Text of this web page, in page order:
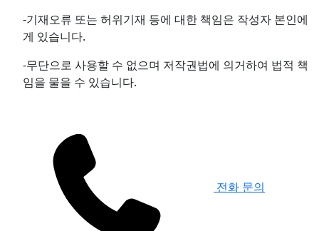
-기재오류 또는 허위기재 등에 대한 책임은 작성자 본인에
게 있습니다.
-무단으로 사용할 수 없으며 저작권법에 의거하여 법적 책
임을 물을 수 있습니다.
전화 문의